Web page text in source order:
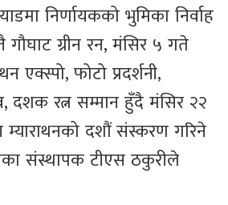
निर्णायकको भुमिका निर्वाह
गौघाट ग्रीन रन, मंसिर ५ गते
एक्स्पो, फोटो प्रदर्शनी,
रत्न सम्मान हुँदै मंसिर २२
दशौं संस्करण गरिने
संस्थापक टीएस ठकुरीले